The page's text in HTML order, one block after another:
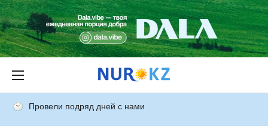
Провели подряд дней с нами